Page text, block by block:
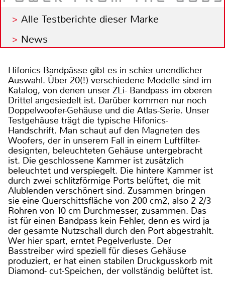
Alle Testberichte dieser Marke
News
Hifonics-Bandpässe gibt es in schier unendlicher
Auswahl. Über 20(!) verschiedene Modelle sind im
Katalog, von denen unser ZLi- Bandpass im oberen
Drittel angesiedelt ist. Darüber kommen nur noch
Doppelwoofer-Gehäuse und die Atlas-Serie. Unser
Testgehäuse trägt die typische Hifonics-
Handschrift. Man schaut auf den Magneten des
Woofers, der in unserem Fall in einem Luftfilter-
designten, beleuchteten Gehäuse untergebracht
ist. Die geschlossene Kammer ist zusätzlich
beleuchtet und verspiegelt. Die hintere Kammer ist
durch zwei schlitzförmige Ports belüftet, die mit
Alublenden verschönert sind. Zusammen bringen
sie eine Querschittsfläche von 200 cm2, also 2 2/3
Rohren von 10 cm Durchmesser, zusammen. Das
ist für einen Bandpass kein Fehler, denn es wird ja
der gesamte Nutzschall durch den Port abgestrahlt.
Wer hier spart, erntet Pegelverluste. Der
Basstreiber wird speziell für dieses Gehäuse
produziert, er hat einen stabilen Druckgusskorb mit
Diamond- cut-Speichen, der vollständig belüftet ist.